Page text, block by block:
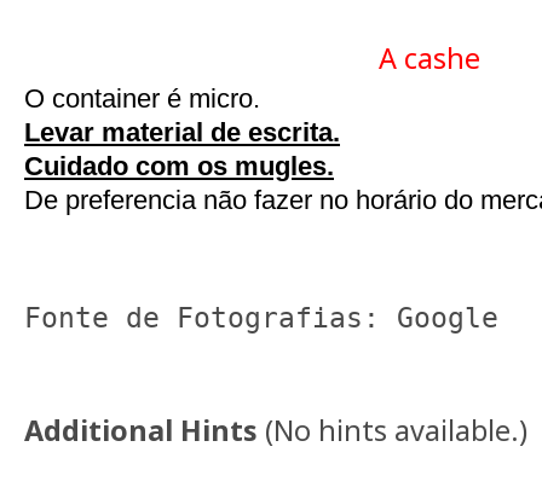
A cashe
O container é micro.
Levar material de escrita.
Cuidado com os mugles.
De preferencia não fazer no horário do
Fonte de Fotografias: Google
Additional Hints (No hints available.)